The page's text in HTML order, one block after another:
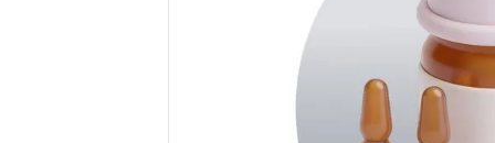
. roche
9. nivea
10 pañales